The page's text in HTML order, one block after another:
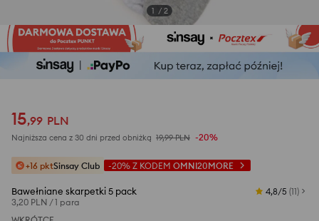
1 / 2
15,99 PLN
Najniższa cena z 30 dni przed obniżką 19,99 PLN -20%
+16 pktSinsay Club -20% Z KODEM OMNI20MORE
Bawełniane skarpetki 5 pack
3,20 PLN /1 para
4,8/5 (11)